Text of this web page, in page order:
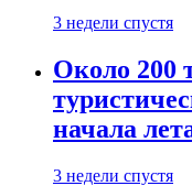
3 недели спустя
Около 200
начала
3 недели спустя